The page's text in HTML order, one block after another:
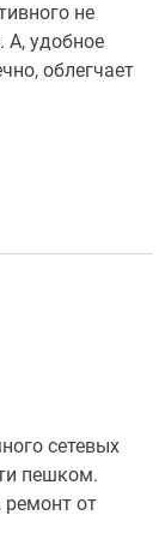
не
А, удобное
облегчает
сетевых
пешком.
от